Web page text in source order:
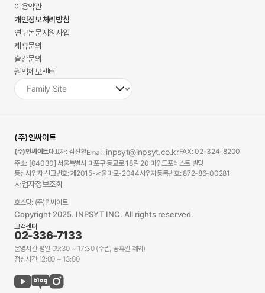
이용약관
개인정보처리방침
연구논문지원사업
제휴문의
출간문의
권익제보센터
(주)인싸이트
(주)인싸이트대표자: 김진환Email: inpsyt@inpsyt.co.krFAX: 02-324-8200
주소: [04030] 서울특별시 마포구 동교로 18길 20 마인드포레스트 빌딩
통신사업자 신고번호: 제2015-서울마포-2044사업자등록번호: 872-86-00281
사업자정보조회
호스팅: (주)인싸이트
Copyright 2025. INPSYT INC. All rights reserved.
고객센터
02-336-7133
운영시간 평일 09:30 ~ 17:30 (주말, 공휴일 제외)
점심시간 12:00 ~ 13:00